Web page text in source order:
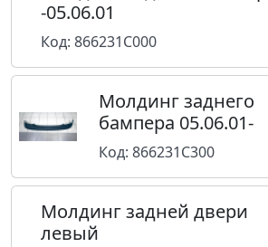
-05.06.01
Код: 866231C000
Молдинг заднего
бампера 05.06.01-
Код: 866231C300
Молдинг задней двери
левый